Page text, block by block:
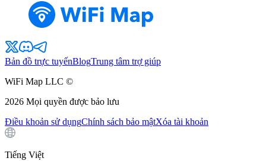
Bản đồ trực tuyếnBlogTrung tâm trợ giúp
WiFi Map LLC ©
2026 Mọi quyền được bảo lưu
Điều khoản sử dụngChính sách bảo mậtXóa tài khoản
Tiếng Việt